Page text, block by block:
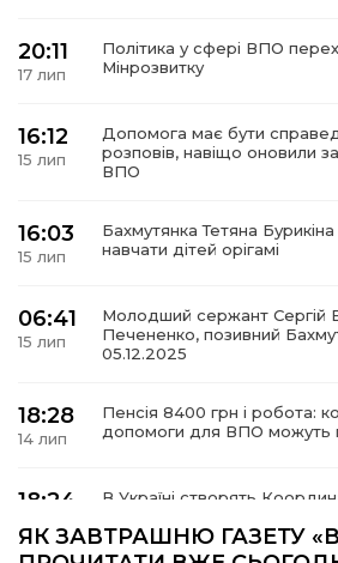
місія
20:11
17 лип
Політика у сфері ВПО
Мінрозвитку
16:12
15 лип
Допомога має бути
розповів, навіщо оновили
ВПО
16:03
15 лип
Бахмутянка Тетяна
навчати дітей орігамі
06:41
15 лип
Молодший сержант Сергій
Печененко, позивний
05.12.2025
18:28
14 лип
Пенсія 8400 грн і робота:
допомоги для ВПО можуть
18:24
В Україні створять
кордону
ЯК ЗАВТРАШНЮ ГАЗЕТУ